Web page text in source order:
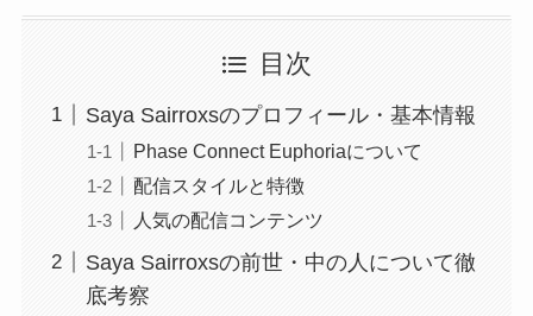
目次
Saya Sairroxsのプロフィール・基本情報
Phase Connect Euphoriaについて
配信スタイルと特徴
人気の配信コンテンツ
Saya Sairroxsの前世・中の人について徹
底考察